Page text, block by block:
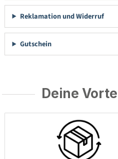
Reklamation und Widerruf
Gutschein
Deine